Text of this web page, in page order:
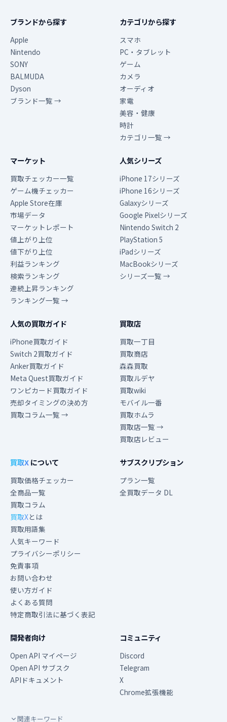
ブランドから探す
Apple
Nintendo
SONY
BALMUDA
Dyson
ブランド一覧 →
カテゴリから探す
スマホ
PC・タブレット
ゲーム
カメラ
オーディオ
家電
美容・健康
時計
カテゴリ一覧 →
マーケット
買取チェッカー一覧
ゲーム機チェッカー
Apple Store在庫
市場データ
マーケットレポート
値上がり上位
値下がり上位
利益ランキング
検索ランキング
連続上昇ランキング
ランキング一覧 →
人気シリーズ
iPhone 17シリーズ
iPhone 16シリーズ
Galaxyシリーズ
Google Pixelシリーズ
Nintendo Switch 2
PlayStation 5
iPadシリーズ
MacBookシリーズ
シリーズ一覧 →
人気の買取ガイド
iPhone買取ガイド
Switch 2買取ガイド
Anker買取ガイド
Meta Quest買取ガイド
ワンピカード買取ガイド
売却タイミングの決め方
買取コラム一覧 →
買取店
買取一丁目
買取商店
森森買取
買取ルデヤ
買取wiki
モバイル一番
買取ホムラ
買取店一覧 →
買取店レビュー
買取Xについて
買取価格チェッカー
全商品一覧
買取コラム
買取Xとは
買取用語集
人気キーワード
プライバシーポリシー
免責事項
お問い合わせ
使い方ガイド
よくある質問
特定商取引法に基づく表記
サブスクリプション
プラン一覧
全買取データ DL
開発者向け
Open API マイページ
Open API サブスク
APIドキュメント
コミュニティ
Discord
Telegram
X
Chrome拡張機能
関連キーワード